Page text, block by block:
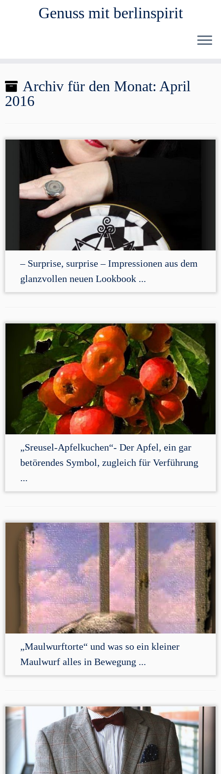
Inhalt
springen
Genuss mit berlinspirit
Archiv für den Monat: April
2016
– Surprise, surprise – Impressionen aus dem
glanzvollen neuen Lookbook ...
„Sreusel-Apfelkuchen“- Der Apfel, ein gar
betörendes Symbol, zugleich für Verführung
...
„Maulwurftorte“ und was so ein kleiner
Maulwurf alles in Bewegung ...